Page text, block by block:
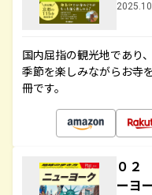
国内屈指の観光地であり
季節を楽しみながらお寺
冊です。
０２
ーヨ